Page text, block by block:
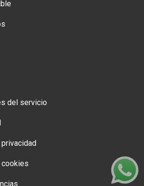
del servicio